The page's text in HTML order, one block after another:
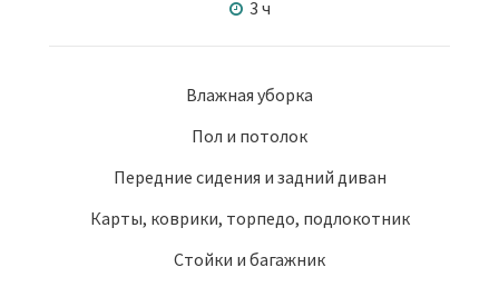
3 ч
Влажная уборка
Пол и потолок
Передние сидения и задний диван
Карты, коврики, торпедо, подлокотник
Стойки и багажник